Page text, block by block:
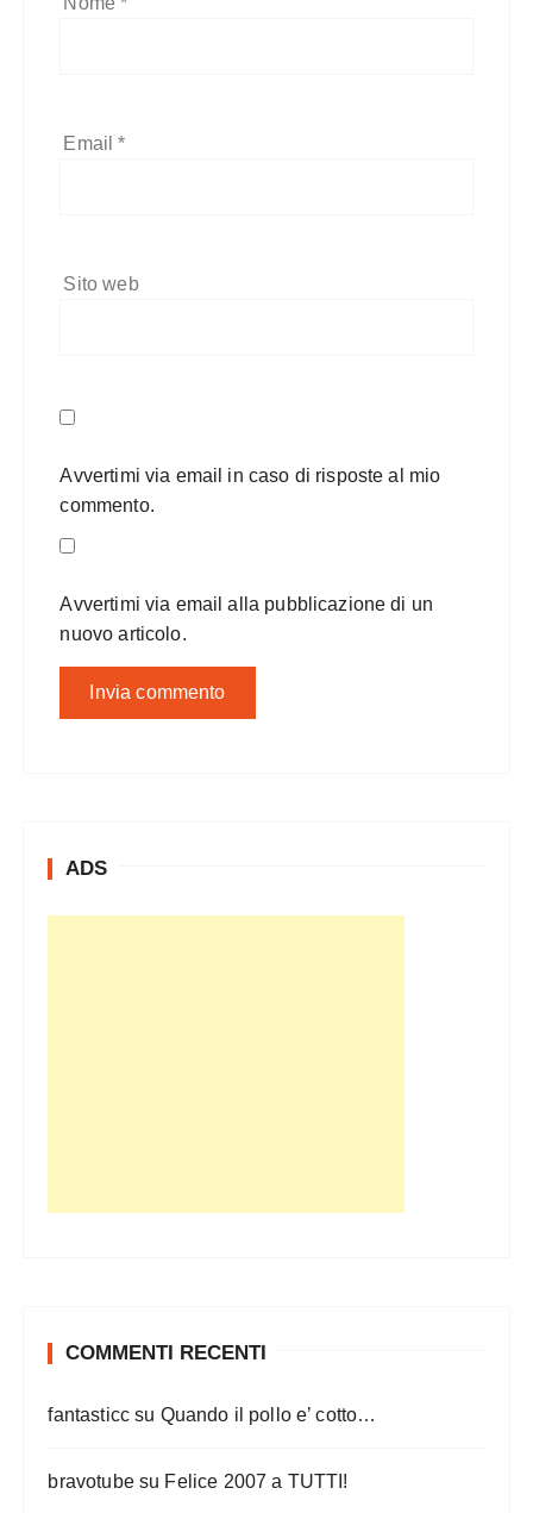
Email*
Sito web
Avvertimi via email in caso di risposte al mio
commento.
Avvertimi via email alla pubblicazione di un
nuovo articolo.
ADS
COMMENTI RECENTI
fantasticc su Quando il pollo e’ cotto…
bravotubesu Felice 2007 a TUTTI!